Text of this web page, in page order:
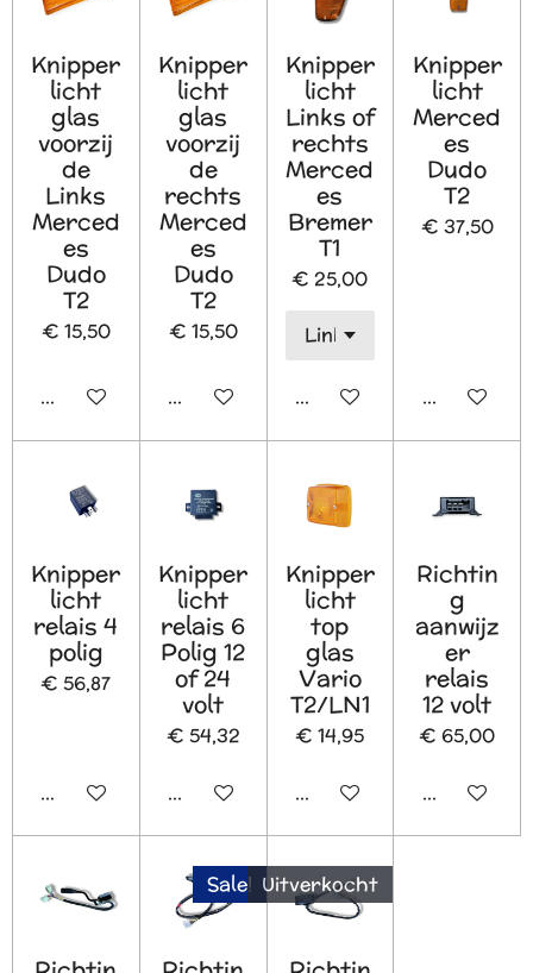
Knipper
licht
glas
voorzij
de
Links
Merced
es
Dudo
T2
€ 15,50
In winkelwagen
Knipper
licht
glas
voorzij
de
rechts
Merced
es
Dudo
T2
€ 15,50
In winkelwagen
Knipper
licht
Links of
rechts
Merced
es
Bremer
T1
€ 25,00
In winkelwagen
Knipper
licht
Merced
es
Dudo
T2
€ 37,50
In
Knipper
licht
relais 4
polig
€ 56,87
In winkelwagen
Knipper
licht
relais 6
Polig 12
of 24
volt
€ 54,32
In winkelwagen
Knipper
licht
top
glas
Vario
T2/LN1
€ 14,95
In winkelwagen
Richtin
g
aanwijz
er
relais
12 volt
€ 65,00
In
Sale! Uitverkocht